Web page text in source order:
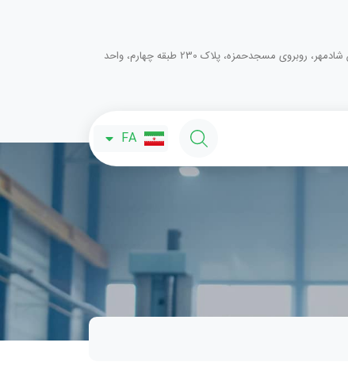
ستارخان،خیابان شادمهر، روبروی مسجدحمزه، پلاک 230 طبقه چهارم، واحد
FA
AR